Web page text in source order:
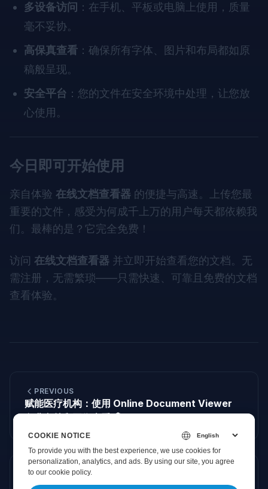
多设备访问 ：在手机、平板或电脑上使用，质量
毫不妥协。
高保真查看 ：确保所有字体、图片和布局都如原
稿般呈现。
安全平台 ：您的文件在安全环境中处理，让您放
心使用。
今日即可开始使用
亲自体验 在线文档查看器 的便捷与高速。上传您最
重要的文件，感受为何成千上万的用户每天都依赖我
们。最棒的是？它完全免费！
访问 在线文档查看器 并立即开始查看您的文档。无
需注册，无需繁琐——只需快速、可靠且免费的文档
查看体验。
PREVIOUS
赋能医疗机构：使用 Online Document Viewer
在 OnlineDocumentViewer.com 上体验
COOKIE NOTICE
To provide you with the best experience, we use cookies for
personalization, analytics, and ads. By using our site, you agree
toour cookie policy.